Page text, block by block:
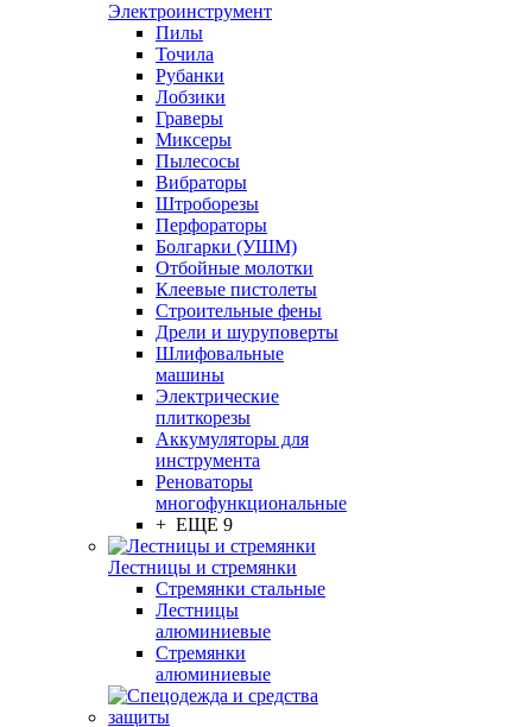
Электроинструмент
Пилы
Точила
Рубанки
Лобзики
Граверы
Миксеры
Пылесосы
Вибраторы
Штроборезы
Перфораторы
Болгарки (УШМ)
Отбойные молотки
Клеевые пистолеты
Строительные фены
Дрели и шуруповерты
Шлифовальные
машины
Электрические
плиткорезы
Аккумуляторы для
инструмента
Реноваторы
многофункциональные
+ ЕЩЕ 9
Лестницы и стремянки
Стремянки стальные
Лестницы
алюминиевые
Стремянки
алюминиевые